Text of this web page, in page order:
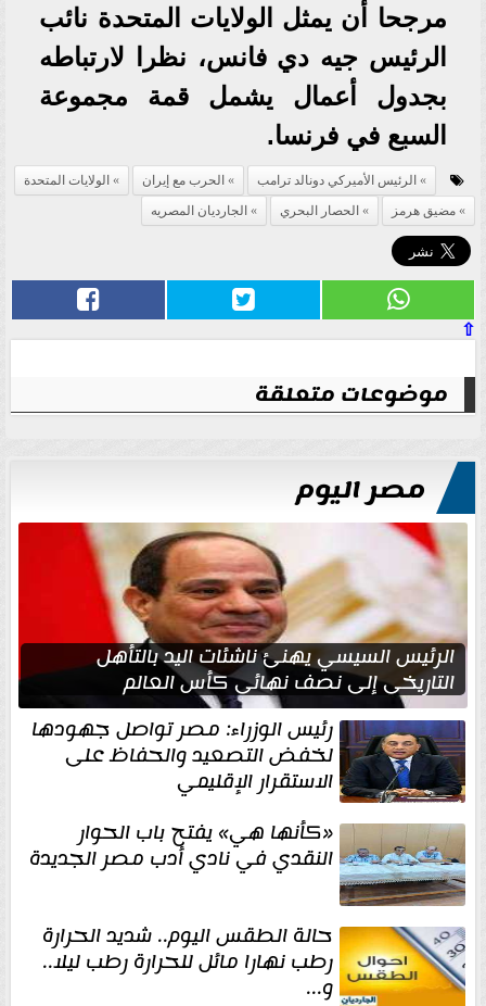
مرجحا أن يمثل الولايات المتحدة نائب
الرئيس جيه دي فانس، نظرا لارتباطه
بجدول أعمال يشمل قمة مجموعة
السبع في فرنسا.
الرئيس الأميركي دونالد ترامب الحرب مع إيران
الولايات المتحدة
مضيق هرمز
الحصار البحري الجارديان المصريه
⇧
موضوعات متعلقة
مصر اليوم
الرئيس السيسي يهنئ ناشئات اليد بالتأهل
التاريخي إلى نصف نهائي كأس العالم
رئيس الوزراء: مصر تواصل جهودها
لخفض التصعيد والحفاظ على
الاستقرار الإقليمي
«كأنها هي» يفتح باب الحوار
النقدي في نادي أدب مصر الجديدة
حالة الطقس اليوم.. شديد الحرارة
رطب نهارا مائل للحرارة رطب ليلا..
و...